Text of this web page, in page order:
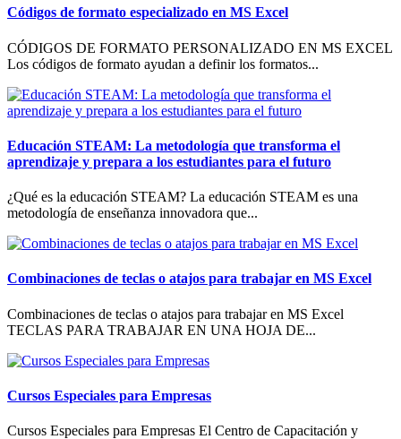
Códigos de formato especializado en MS Excel
CÓDIGOS DE FORMATO PERSONALIZADO EN MS EXCEL
Los códigos de formato ayudan a definir los formatos...
Educación STEAM: La metodología que transforma el
aprendizaje y prepara a los estudiantes para el futuro
¿Qué es la educación STEAM? La educación STEAM es una
metodología de enseñanza innovadora que...
Combinaciones de teclas o atajos para trabajar en MS Excel
Combinaciones de teclas o atajos para trabajar en MS Excel
TECLAS PARA TRABAJAR EN UNA HOJA DE...
Cursos Especiales para Empresas
Cursos Especiales para Empresas El Centro de Capacitación y